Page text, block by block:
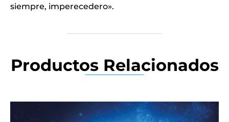
siempre, imperecedero».
Productos Relacionados